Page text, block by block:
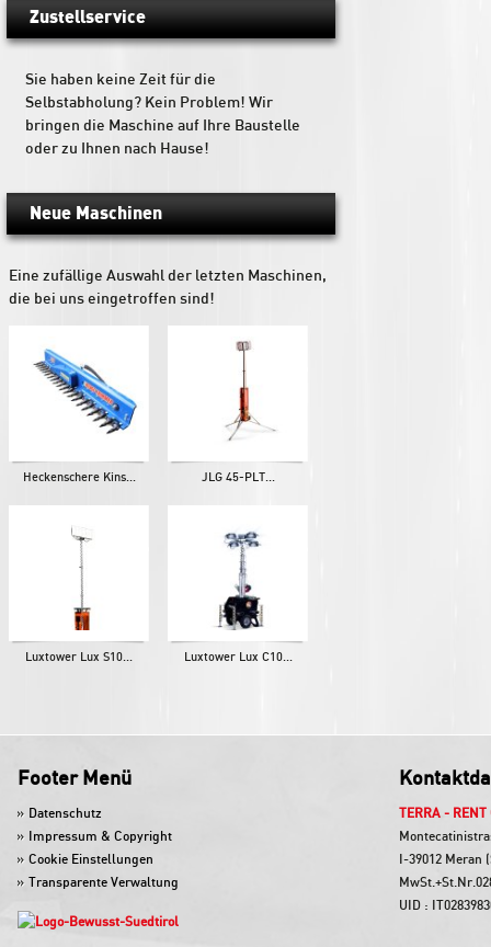
Zustellservice
Sie haben keine Zeit für die
Selbstabholung? Kein Problem! Wir
bringen die Maschine auf Ihre Baustelle
oder zu Ihnen nach Hause!
Neue Maschinen
Eine zufällige Auswahl der letzten Maschinen,
die bei uns eingetroffen sind!
Heckenschere Kins... JLG 45-PLT...
Luxtower Lux S10... Luxtower Lux C10...
Footer Menü
Datenschutz
Impressum & Copyright
Cookie Einstellungen
Transparente Verwaltung
TERRA - RENT
I-39012 Meran
UID :